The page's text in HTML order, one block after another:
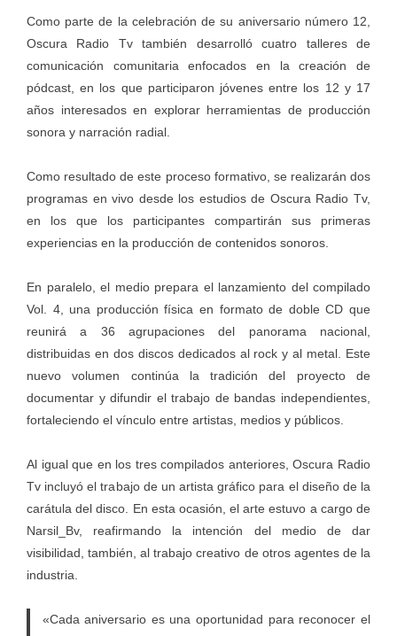
Como parte de la celebración de su aniversario número 12,
Oscura Radio Tv también desarrolló cuatro talleres de
comunicación comunitaria enfocados en la creación de
pódcast, en los que participaron jóvenes entre los 12 y 17
años interesados en explorar herramientas de producción
sonora y narración radial.
Como resultado de este proceso formativo, se realizarán dos
programas en vivo desde los estudios de Oscura Radio Tv,
en los que los participantes compartirán sus primeras
experiencias en la producción de contenidos sonoros.
En paralelo, el medio prepara el lanzamiento del compilado
Vol. 4, una producción física en formato de doble CD que
reunirá a 36 agrupaciones del panorama nacional,
distribuidas en dos discos dedicados al rock y al metal. Este
nuevo volumen continúa la tradición del proyecto de
documentar y difundir el trabajo de bandas independientes,
fortaleciendo el vínculo entre artistas, medios y públicos.
Al igual que en los tres compilados anteriores, Oscura Radio
Tv incluyó el trabajo de un artista gráfico para el diseño de la
carátula del disco. En esta ocasión, el arte estuvo a cargo de
Narsil_Bv, reafirmando la intención del medio de dar
visibilidad, también, al trabajo creativo de otros agentes de la
industria.
«Cada aniversario es una oportunidad para reconocer el